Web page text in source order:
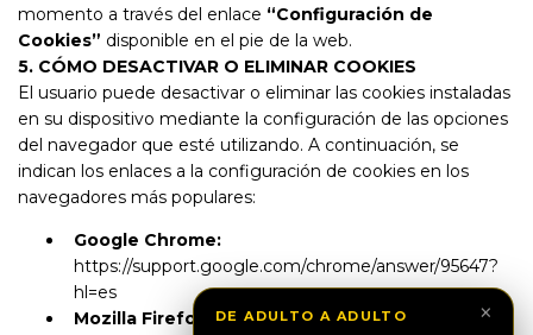
momento a través del enlace “Configuración de
Cookies” disponible en el pie de la web.
5. CÓMO DESACTIVAR O ELIMINAR COOKIES
El usuario puede desactivar o eliminar las cookies instaladas
en su dispositivo mediante la configuración de las opciones
del navegador que esté utilizando. A continuación, se
indican los enlaces a la configuración de cookies en los
navegadores más populares:
Google Chrome:
https://support.google.com/chrome/answer/95647?
hl=es
Mozilla Firefox:
×
DE ADULTO A ADULTO